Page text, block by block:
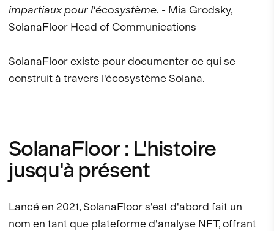
impartiaux pour l'écosystème. - Mia Grodsky,
SolanaFloor Head of Communications
SolanaFloor existe pour documenter ce qui se
construit à travers l'écosystème Solana.
SolanaFloor : L'histoire
jusqu'à présent
Lancé en 2021, SolanaFloor s'est d'abord fait un
nom en tant que plateforme d'analyse NFT, offrant